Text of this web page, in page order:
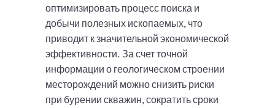
оптимизировать процесс поиска и
добычи полезных ископаемых, что
приводит к значительной экономической
эффективности. За счет точной
информации о геологическом строении
месторождений можно снизить риски
при бурении скважин, сократить сроки